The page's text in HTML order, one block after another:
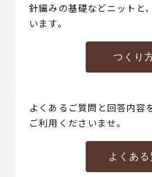
針編みの基礎などニットと
います。
つくり
よくあるご質問と回答内容
ご利用くださいませ。
よくあ